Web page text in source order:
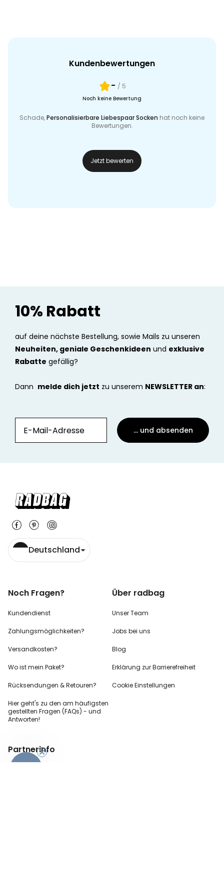
Kundenbewertungen
- / 5
Noch keine Bewertung
Schade,Personalisierbare Liebespaar Socken hat noch keine
Bewertungen.
Jetzt bewerten
10% Rabatt
auf deine nächste Bestellung, sowie Mails zu unseren
Neuheiten, geniale Geschenkideen und exklusive
Rabatte gefällig?
Dann melde dich jetzt zu unserem NEWSLETTER an:
... und absenden
Deutschland
Noch Fragen?
Kundendienst
Zahlungsmöglichkeiten?
Versandkosten?
Wo ist mein Paket?
Rücksendungen & Retouren?
Hier geht's zu den am häufigsten
gestellten Fragen (FAQs) - und
Antworten!
Über radbag
Unser Team
Jobs bei uns
Blog
Erklärung zur Barrierefreiheit
Cookie Einstellungen
Partnerinfo